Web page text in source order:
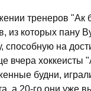
тренеров "Ак
из которых пану
способную на
вчера хоккеисты
будни,